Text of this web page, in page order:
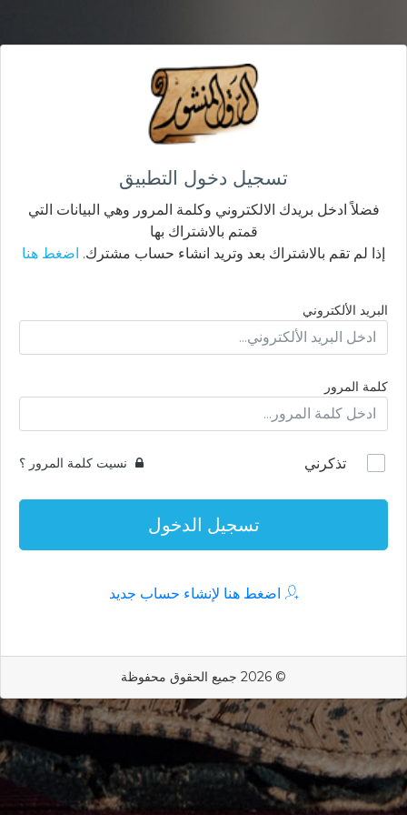
تسجيل دخول التطبيق
فضلاً ادخل بريدك الالكتروني وكلمة المرور وهي البيانات التي
قمتم بالاشتراك بها
إذا لم تقم بالاشتراك بعد وتريد انشاء حساب مشترك. اضغط هنا
البريد الألكتروني
كلمة المرور
تذكرني نسيت كلمة المرور ؟
تسجيل الدخول
اضغط هنا لإنشاء حساب جديد
© 2026 جميع الحقوق محفوظة